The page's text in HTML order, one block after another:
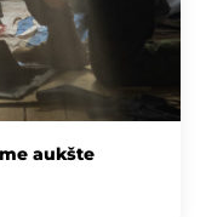
aukšte